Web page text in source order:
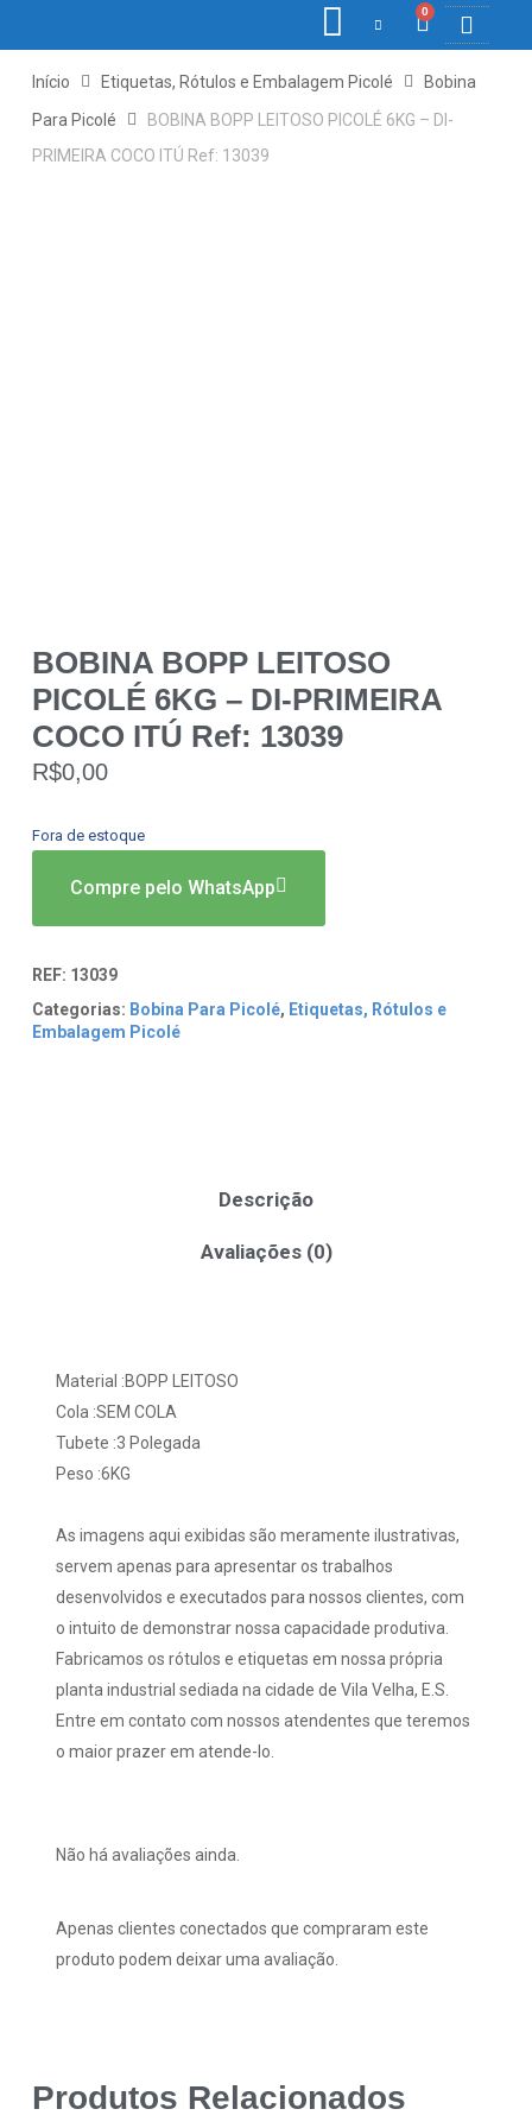
0
Início Etiquetas, Rótulos e Embalagem Picolé
Bobina
Para Picolé
BOBINA BOPP LEITOSO PICOLÉ 6KG – DI-
PRIMEIRA COCO ITÚ Ref: 13039
BOBINA BOPP LEITOSO
PICOLÉ 6KG – DI-PRIMEIRA
COCO ITÚ Ref: 13039
R$0,00
Fora de estoque
Compre pelo WhatsApp
REF: 13039
Categorias: Bobina Para Picolé, Etiquetas, Rótulos e
Embalagem Picolé
Descrição
Avaliações (0)
Material :BOPP LEITOSO
Cola :SEM COLA
Tubete :3 Polegada
Peso :6KG
As imagens aqui exibidas são meramente ilustrativas,
servem apenas para apresentar os trabalhos
desenvolvidos e executados para nossos clientes, com
o intuito de demonstrar nossa capacidade produtiva.
Fabricamos os rótulos e etiquetas em nossa própria
planta industrial sediada na cidade de Vila Velha, E.S.
Entre em contato com nossos atendentes que teremos
o maior prazer em atende-lo.
Não há avaliações ainda.
Apenas clientes conectados que compraram este
produto podem deixar uma avaliação.
Produtos Relacionados